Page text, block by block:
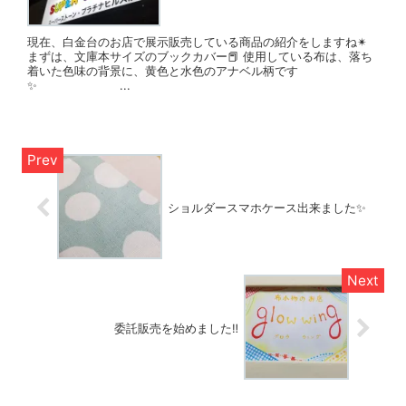
現在、白金台のお店で展示販売している商品の紹介をしますね✴
まずは、文庫本サイズのブックカバー📕 使用している布は、落ち
着いた色味の背景に、黄色と水色のアナベル柄です
✨ ...
ショルダースマホケース出来ました✨
委託販売を始めました‼